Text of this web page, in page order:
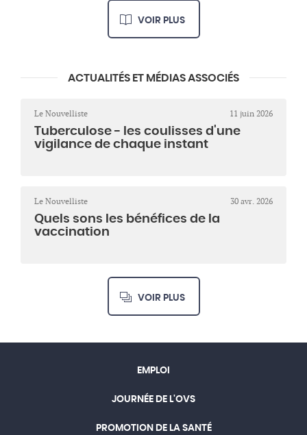
VOIR PLUS
ACTUALITÉS ET MÉDIAS ASSOCIÉS
Le Nouvelliste 11 juin 2026
Tuberculose - les coulisses d'une
vigilance de chaque instant
Le Nouvelliste 30 avr. 2026
Quels sons les bénéfices de la
vaccination
VOIR PLUS
EMPLOI
JOURNÉE DE L'OVS
PROMOTION DE LA SANTÉ